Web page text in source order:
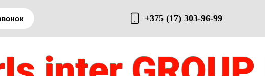
+375 (17) 303-96-99